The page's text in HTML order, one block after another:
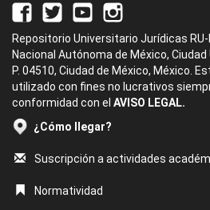
Repositorio Universitario Jurídicas RU-
Nacional Autónoma de México, Ciudad
P. 04510, Ciudad de México, México.
utilizado con fines no lucrativos
conformidad con el AVISO LEGAL.
¿Cómo llegar?
Suscripción a actividades
Normatividad